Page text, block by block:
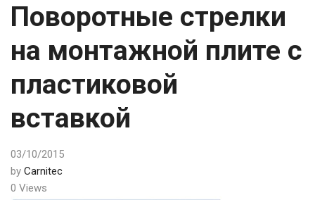
Поворотные стрелки
на монтажной плите с
пластиковой
вставкой
03/10/2015
by Carnitec
0 Views